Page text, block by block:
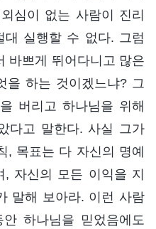
심이 없는 사람이 진리
실행할 수 없다. 그럼
바쁘게 뛰어다니고 많은
을 하는 것이겠느냐? 그
버리고 하나님을 위해
다고 말한다. 사실 그가
, 목표는 다 자신의 명예
, 자신의 모든 이익을 지
말해 보아라. 이런 사람
하나님을 믿었음에도